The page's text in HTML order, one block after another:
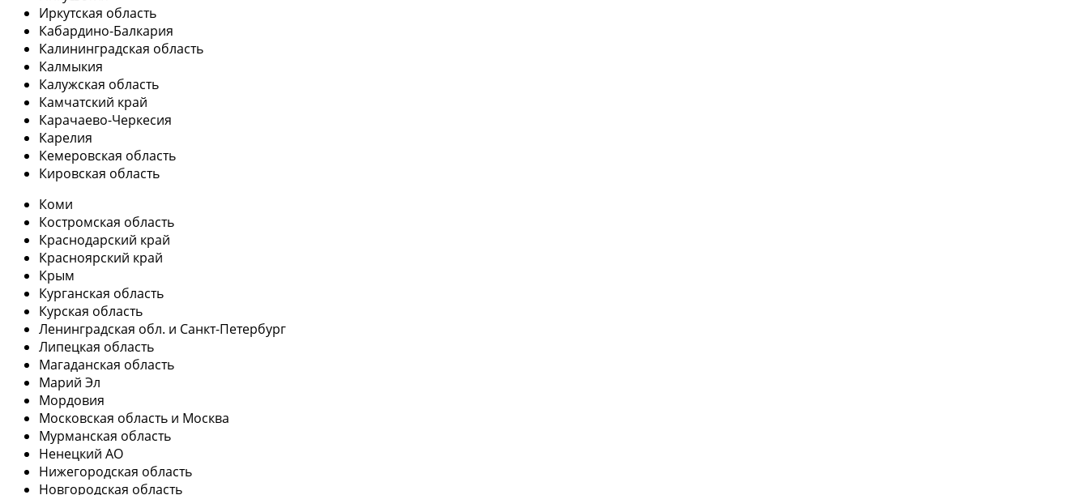
Иркутская область
Кабардино-Балкария
Калининградская область
Калмыкия
Калужская область
Камчатский край
Карачаево-Черкесия
Карелия
Кемеровская область
Кировская область
Коми
Костромская область
Краснодарский край
Красноярский край
Крым
Курганская область
Курская область
Ленинградская обл. и Санкт-Петербург
Липецкая область
Магаданская область
Марий Эл
Мордовия
Московская область и Москва
Мурманская область
Ненецкий АО
Нижегородская область
Новгородская область